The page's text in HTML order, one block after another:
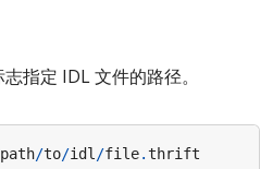
志指定 IDL 文件的路径。
path/to/idl/file.thrift